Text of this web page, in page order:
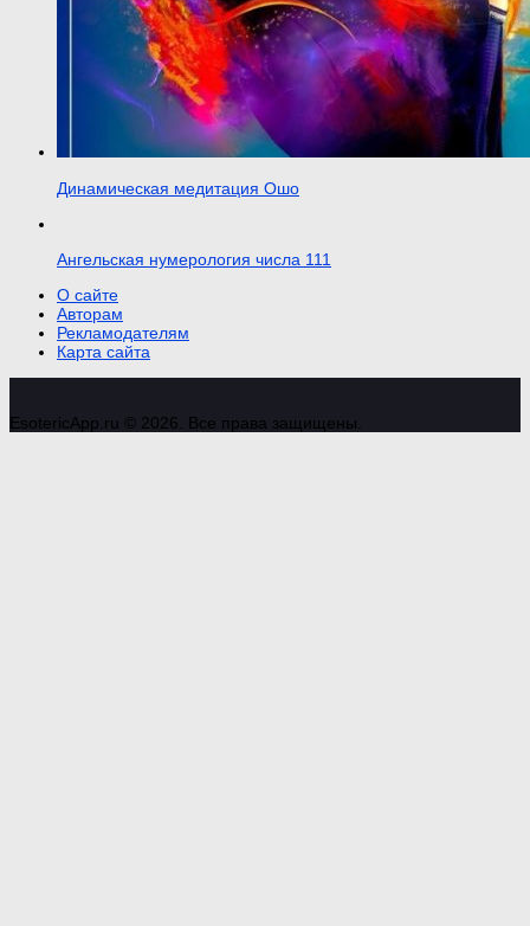
Динамическая медитация Ошо
Ангельская нумерология числа 111
О сайте
Авторам
Рекламодателям
Карта сайта
EsotericApp.ru © 2026. Все права защищены.